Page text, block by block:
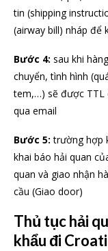
tin (shipping
(airway bill) nháp để
Bước 4: sau khi
chuyển, tình hình
tem,…) sẽ được TTL
qua email
Bước 5:trường hợp
khai báo hải quan
quan và giao nhận
cầu (Giao door)
Thủ tục hải
khẩu đi